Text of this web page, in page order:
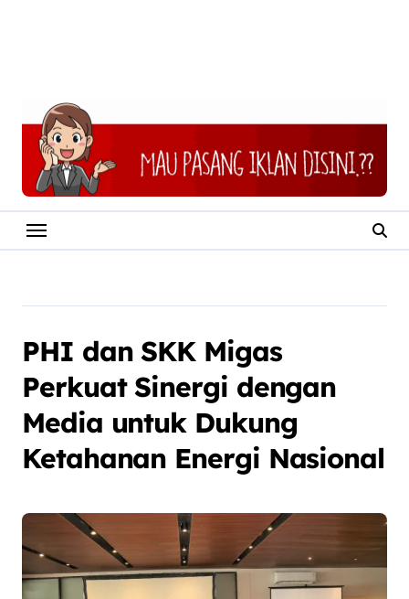
PHI dan SKK Migas
Perkuat Sinergi dengan
Media untuk Dukung
Ketahanan Energi Nasional